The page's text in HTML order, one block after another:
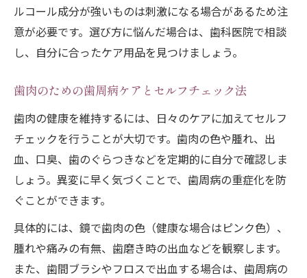
ルコール成分が強いものは刺激になる場合があるため注
意が必要です。選び方に悩んだ場合は、歯科医院で相談
し、自分に合ったケア用品を見つけましょう。
歯肉のための歯周病ケアとセルフチェック法
歯肉の健康を維持するには、日々のケアに加えてセルフ
チェックを行うことが大切です。歯肉の色や腫れ、出
血、口臭、歯のぐらつきなどを定期的に自分で確認しま
しょう。異変に早く気づくことで、歯周病の重症化を防
ぐことができます。
具体的には、鏡で歯肉の色（健康な場合はピンク色）、
腫れや痛みの有無、歯磨き時の出血などを観察します。
また、歯間ブラシやフロスで出血する場合は、歯周病の